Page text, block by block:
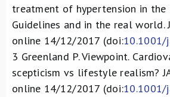
treatment of hypertension in the
Guidelines and in the real world.
online 14/12/2017 (doi:10.1001/
3 Greenland P. Viewpoint.
scepticism vs lifestyle realism?
online 14/12/2017 (doi:10.1001/